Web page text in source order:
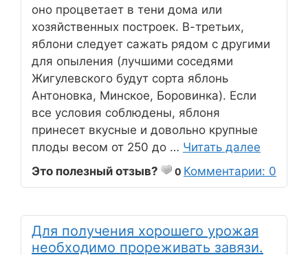
оно процветает в тени дома или
хозяйственных построек. В-третьих,
яблони следует сажать рядом с другими
для опыления (лучшими соседями
Жигулевского будут сорта яблонь
Антоновка, Минское, Боровинка). Если
все условия соблюдены, яблоня
принесет вкусные и довольно крупные
плоды весом от 250 до … Читать далее
Это полезный отзыв?
0 Комментарии: 0
Для получения хорошего урожая
необходимо прореживать завязи.